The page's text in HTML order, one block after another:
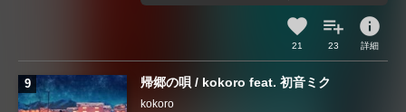
21 23
info
詳細
帰郷の唄 / kokoro feat. 初音ミク
kokoro